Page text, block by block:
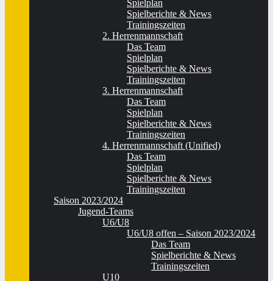
Spielplan
Spielberichte & News
Trainingszeiten
2. Herrenmannschaft
Das Team
Spielplan
Spielberichte & News
Trainingszeiten
3. Herrenmannschaft
Das Team
Spielplan
Spielberichte & News
Trainingszeiten
4. Herrenmannschaft (Unified)
Das Team
Spielplan
Spielberichte & News
Trainingszeiten
Saison 2023/2024
Jugend-Teams
U6/U8
U6/U8 offen – Saison 2023/2024
Das Team
Spielberichte & News
Trainingszeiten
U10